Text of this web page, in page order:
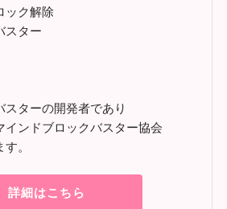
ック解除
スター
スターの開発者であり
インドブロックバスター協会
。
詳細はこちら